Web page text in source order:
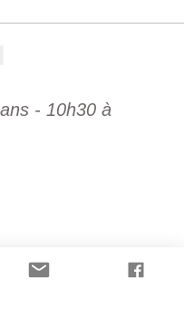
- 10h30 à